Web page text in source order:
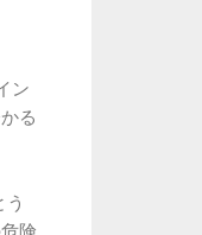
ン
る